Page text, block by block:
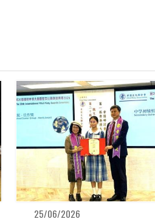
25/06/2026